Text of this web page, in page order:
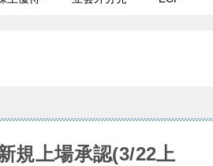
規上場承認(3/22上